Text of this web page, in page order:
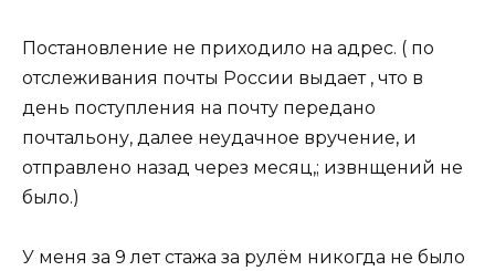
Постановление не приходило на адрес. ( по
отслеживания почты России выдает , что в
день поступления на почту передано
почтальону, далее неудачное вручение, и
отправлено назад через месяц,; извнщений не
было.)
У меня за 9 лет стажа за рулём никогда не было